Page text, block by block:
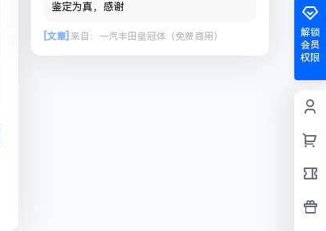
鉴定为真，感谢
[文章] 来自： 一汽丰田皇冠体（免费商用）
解锁
会员
权限